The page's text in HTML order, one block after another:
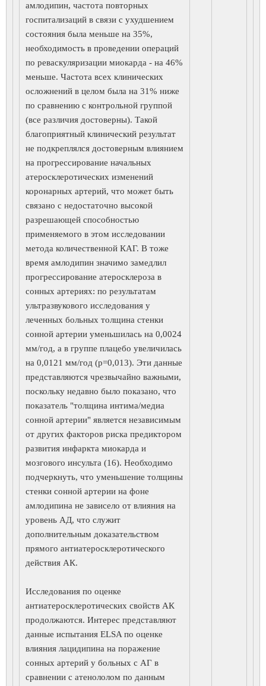
амлодипин, частота повторных
госпитализаций в связи с ухудшением
состояния была меньше на 35%,
необходимость в проведении операций
по реваскуляризации миокарда - на 46%
меньше. Частота всех клинических
осложнений в целом была на 31% ниже
по сравнению с контрольной группой
(все различия достоверны). Такой
благоприятный клинический результат
не подкреплялся достоверным влиянием
на прогрессирование начальных
атеросклеротических изменений
коронарных артерий, что может быть
связано с недостаточно высокой
разрешающей способностью
применяемого в этом исследовании
метода количественной КАГ. В тоже
время амлодипин значимо замедлил
прогрессирование атеросклероза в
сонных артериях: по результатам
ультразвукового исследования у
леченных больных толщина стенки
сонной артерии уменьшилась на 0,0024
мм/год, а в группе плацебо увеличилась
на 0,0121 мм/год (р=0,013). Эти данные
представляются чрезвычайно важными,
поскольку недавно было показано, что
показатель "толщина интима/медиа
сонной артерии" является независимым
от других факторов риска предиктором
развития инфаркта миокарда и
мозгового инсульта (16). Необходимо
подчеркнуть, что уменьшение толщины
стенки сонной артерии на фоне
амлодипина не зависело от влияния на
уровень АД, что служит
дополнительным доказательством
прямого антиатеросклеротического
действия АК.
Исследования по оценке
антиатеросклеротических свойств АК
продолжаются. Интерес представляют
данные испытания ELSA по оценке
влияния лацидипина на поражение
сонных артерий у больных с АГ в
сравнении с атенололом по данным